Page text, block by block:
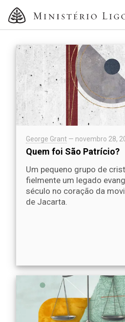
George Grant — novembro 28,
Quem foi São Patrício?
Um pequeno grupo de
fielmente um legado
século no coração da
de Jacarta.